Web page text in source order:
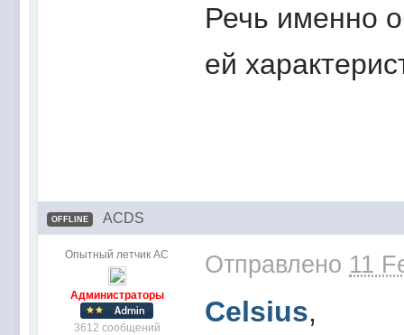
Речь именно
ей
OFFLINE ACDS
Опытный летчик АС
Администраторы
3612 сообщений
Отправлено 11
Celsius,